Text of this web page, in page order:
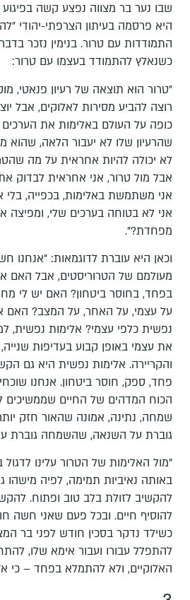
שבו נער בר מצווה נפצע קשה
היא פרסמה בעיתון הצרפתי-יהודי
התמודדות עם טרור. בנימין נזכר
כשנאלץ להתמודד בעצמו עם טרור:
"טרור הוא תוצאה של רעיון פנאטי,
רוצה להביע מסירות לאלוקים, אבל
כופה על העולם באלימות את
שהרעיון שלו לא יעבור הלאה, שהוא
לא יכולה להיות אחראית על מה
אבל מול טרור, אני אחראית לבדוק
אני משתמשת באלימות, בכפייה, בלי
אני לא בטוחה בערכים שלי, ומפיצה
מפחדת?".
וכאן היא עוברת לדוגמאות: "אנחנו
מעולמם של הטרוריסטים, אבל האם
בפחד, בחוסר ביטחון? האם יש לי
על עצמי, על האחר, על המצב? האם
נפשית כלפי עצמי? אלימות נפשית,
את עצמי באופן קבוע בעדיפות שנייה,
והקריירה. אלימות נפשית היא גם
פחד, ספק, חוסר ביטחון. אנחנו
הכוח המדהים של החיים
שמחה, נתינה, אמונה שהאור חזק
גוברת על השנאה, שהשמחה גוברת
"מול האלימות של הטרור עלינו
באותה נאיביות תמימה, לפיה מישהו
להקשיב לזולת בלב טוב ופתוח.
להוסיף חיים. ובכל פעם שאני חשה
כשילד נדקר בסכין חודש לפני בר
להתפלל עבורו ועבור אימא שלו,
האלוקיים, ולא להתמלא בפחד – כי